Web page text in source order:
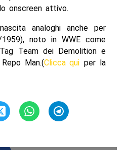
onscreen attivo.
analoghi anche per
noto in WWE come
Team dei Demolition e
Man.(Clicca qui per la